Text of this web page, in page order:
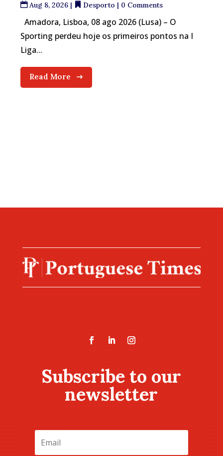
Aug 8, 2026 | Desporto | 0 Comments
Amadora, Lisboa, 08 ago 2026 (Lusa) – O
Sporting perdeu hoje os primeiros pontos na I
Liga...
Read More
Subscribe to our
newsletter